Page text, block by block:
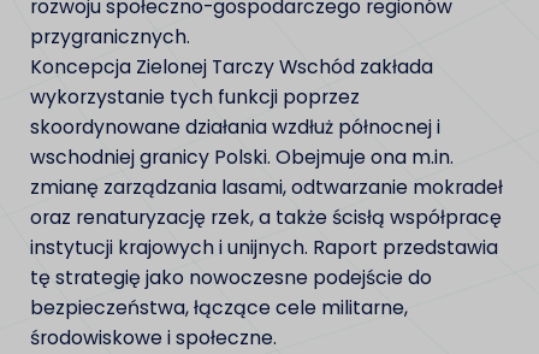
rozwoju społeczno-gospodarczego regionów
przygranicznych.
Koncepcja Zielonej Tarczy Wschód zakłada
wykorzystanie tych funkcji poprzez
skoordynowane działania wzdłuż północnej i
wschodniej granicy Polski. Obejmuje ona m.in.
zmianę zarządzania lasami, odtwarzanie mokradeł
oraz renaturyzację rzek, a także ścisłą współpracę
instytucji krajowych i unijnych. Raport przedstawia
tę strategię jako nowoczesne podejście do
bezpieczeństwa, łączące cele militarne,
środowiskowe i społeczne.